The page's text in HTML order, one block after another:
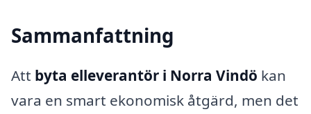
Sammanfattning
Att byta elleverantör i Norra Vindö kan
vara en smart ekonomisk åtgärd, men det